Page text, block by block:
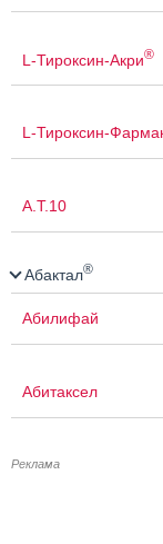
L-Тироксин-Акри®
L-Тироксин-
А.Т.10
Абактал®
Абилифай
Абитаксел
Реклама